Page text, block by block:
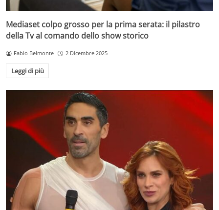
Mediaset colpo grosso per la prima serata: il pilastro
della Tv al comando dello show storico
Fabio Belmonte 2 Dicembre 2025
Leggi di più